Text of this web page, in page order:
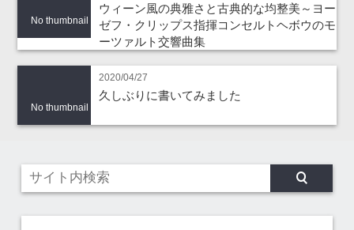
No thumbnail
ウィーン風の典雅さと古典的な均整美～ヨー
ゼフ・クリップス指揮コンセルトヘボウのモ
ーツァルト交響曲集
No thumbnail
2020/04/27
久しぶりに書いてみました